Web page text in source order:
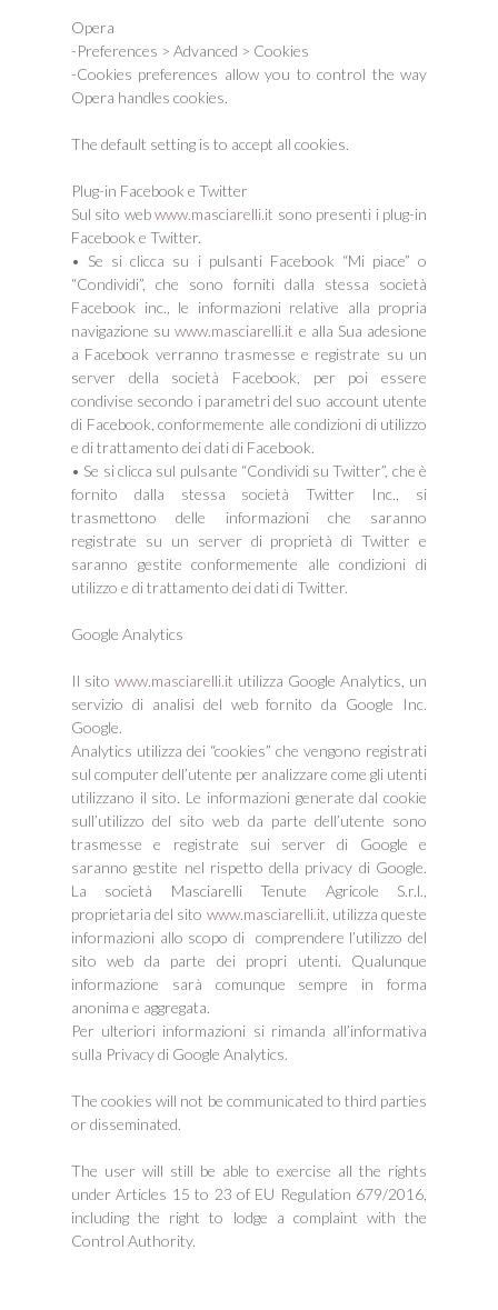
Opera
-Preferences > Advanced > Cookies
-Cookies preferences allow you to control the way
Opera handles cookies.
The default setting is to accept all cookies.
Plug-in Facebook e Twitter
Sul sito webwww.masciarelli.it sono presenti i plug-in
Facebook e Twitter.
• Se si clicca su i pulsanti Facebook “Mi piace” o
“Condividi”, che sono forniti dalla stessa società
Facebook inc., le informazioni relative alla propria
navigazione suwww.masciarelli.it e alla Sua adesione
a Facebook verranno trasmesse e registrate su un
server della società Facebook, per poi essere
condivise secondo i parametri del suo account utente
di Facebook, conformemente alle condizioni di utilizzo
e di trattamento dei dati di Facebook.
• Se si clicca sul pulsante “Condividi su Twitter”, che è
fornito dalla stessa società Twitter Inc., si
trasmettono delle informazioni che saranno
registrate su un server di proprietà di Twitter e
saranno gestite conformemente alle condizioni di
utilizzo e di trattamento dei dati di Twitter.
Google Analytics
Il sito www.masciarelli.it utilizza Google Analytics, un
servizio di analisi del web fornito da Google Inc.
Google.
Analytics utilizza dei “cookies” che vengono registrati
sul computer dell’utente per analizzare come gli utenti
utilizzano il sito. Le informazioni generate dal cookie
sull’utilizzo del sito web da parte dell’utente sono
trasmesse e registrate sui server di Google e
saranno gestite nel rispetto della privacy di Google.
La società Masciarelli Tenute Agricole S.r.l.,
proprietaria del sito www.masciarelli.it , utilizza queste
informazioni allo scopo di comprendere l’utilizzo del
sito web da parte dei propri utenti. Qualunque
informazione sarà comunque sempre in forma
anonima e aggregata.
Per ulteriori informazioni si rimanda all’informativa
sulla Privacy di Google Analytics.
The cookies will not be communicated to third parties
or disseminated.
The user will still be able to exercise all the rights
under Articles 15 to 23 of EU Regulation 679/2016,
including the right to lodge a complaint with the
Control Authority.